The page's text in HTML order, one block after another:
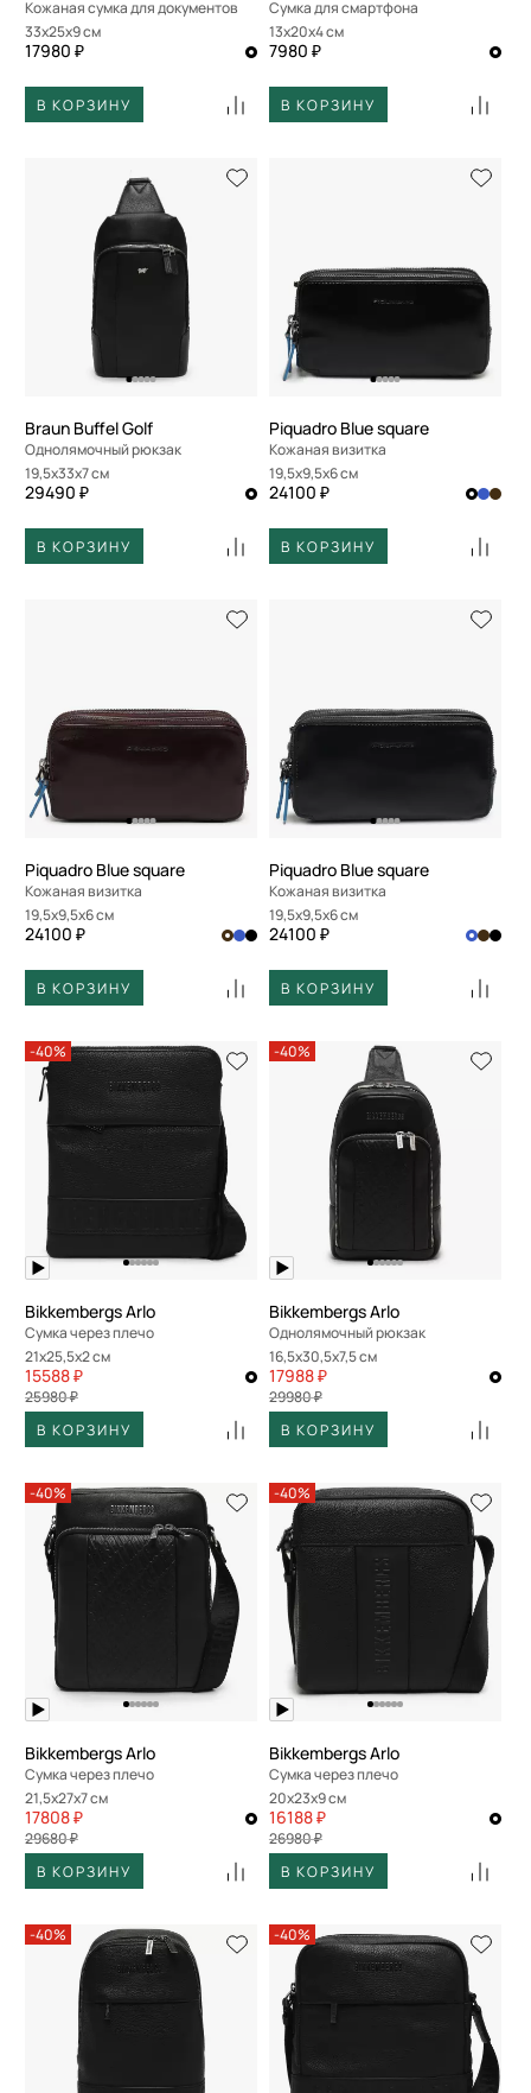
Кожаная сумка для документов
33x25x9 см
17980 ₽
В КОРЗИНУ
Сумка для смартфона
13x20x4 см
7980 ₽
В КОРЗИНУ
Braun Buffel Golf
Однолямочный рюкзак
19,5x33x7 см
29490 ₽
В КОРЗИНУ
Piquadro Blue square
Кожаная визитка
19,5x9,5x6 см
24100 ₽
В КОРЗИНУ
Piquadro Blue square
Кожаная визитка
19,5x9,5x6 см
24100 ₽
В КОРЗИНУ
Piquadro Blue square
Кожаная визитка
19,5x9,5x6 см
24100 ₽
В КОРЗИНУ
-40%
Bikkembergs Arlo
Сумка через плечо
21x25,5x2 см
15588 ₽
25980 ₽
В КОРЗИНУ
-40%
Bikkembergs Arlo
Однолямочный рюкзак
16,5x30,5x7,5 см
17988 ₽
29980 ₽
В КОРЗИНУ
-40%
Bikkembergs Arlo
Сумка через плечо
21,5x27x7 см
17808 ₽
29680 ₽
В КОРЗИНУ
-40%
Bikkembergs Arlo
Сумка через плечо
20x23x9 см
16188 ₽
26980 ₽
В КОРЗИНУ
-40% -40%